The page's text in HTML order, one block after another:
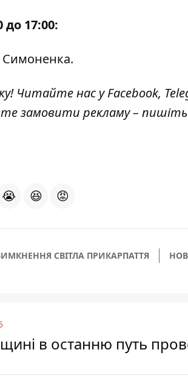
до 17:00:
Симоненка.
Читайте нас уFacebook,
замовити рекламу –
😭 😆 😡
СВІТЛА ПРИКАРПАТТЯ
в останню путь